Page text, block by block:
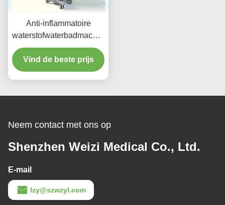
Anti-inflammatoire
waterstofwaterbadmachine
voor reiniging /
wondgenezing
Vind de beste prijs
Neem contact met ons op
Shenzhen Weizi Medical Co., Ltd.
E-mail
lzy@szwzyl.com